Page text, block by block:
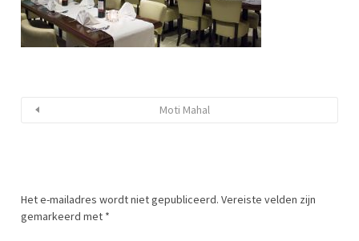
Moti Mahal
Het e-mailadres wordt niet gepubliceerd. Vereiste velden zijn
gemarkeerd met *